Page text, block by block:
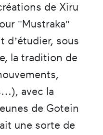
de Xiru
"Mustraka"
d’étudier, sous
la tradition de
avec la
de Gotein
une sorte de